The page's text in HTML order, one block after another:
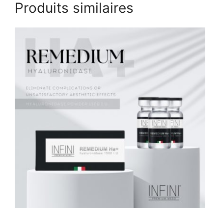
Produits similaires